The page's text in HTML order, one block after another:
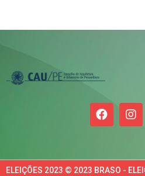
ELEIÇÕES 2023 © 2023 BRASO -